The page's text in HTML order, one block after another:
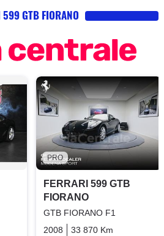
599 GTB FIORANO
Essence
PRO
FERRARI 599 GTB
FIORANO
GTB FIORANO F1
2008
33 870 Km